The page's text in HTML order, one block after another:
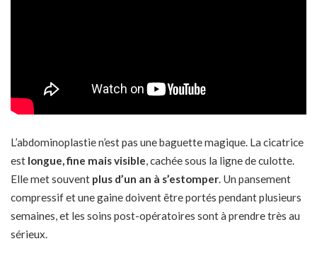
L’abdominoplastie n’est pas une baguette magique. La cicatrice
est longue, fine mais visible, cachée sous la ligne de culotte.
Elle met souvent plus d’un an à s’estomper. Un pansement
compressif et une gaine doivent être portés pendant plusieurs
semaines, et les soins post-opératoires sont à prendre très au
sérieux.